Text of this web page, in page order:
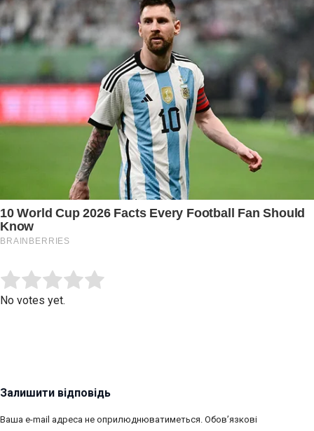
Rate this item:
No votes yet.
Залишити відповідь
Ваша e-mail адреса не оприлюднюватиметься. Обов’язкові